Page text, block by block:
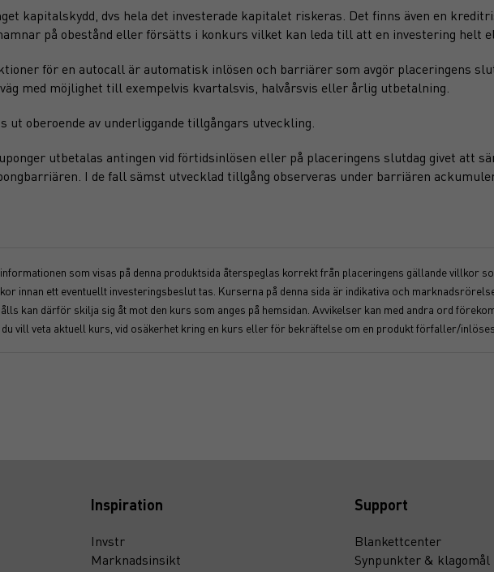
kapitalskydd, dvs hela det investerade kapitalet riskeras. Det finns även en
på obestånd eller försätts i konkurs vilket kan leda till att en investering helt
för en autocall är automatisk inlösen och barriärer som avgör placeringens
med möjlighet till exempelvis kvartalsvis, halvårsvis eller årlig utbetalning.
ut oberoende av underliggande tillgångars utveckling.
utbetalas antingen vid förtidsinlösen eller på placeringens slutdag givet att
I de fall sämst utvecklad tillgång observeras under barriären
som visas på denna produktsida återspeglas korrekt från placeringens gällande villkor
innan ett eventuellt investeringsbeslut tas. Kurserna på denna sida är indikativa och
kan därför skilja sig åt mot den kurs som anges på hemsidan. Avvikelser kan med andra ord
vill veta aktuell kurs, vid osäkerhet kring en kurs eller för bekräftelse om en produkt förfaller/inlöses.
Inspiration
Invstr
Marknadsinsikt
Support
Blankettcenter
Synpunkter & klagomål